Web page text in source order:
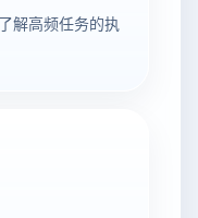
解高频任务的执